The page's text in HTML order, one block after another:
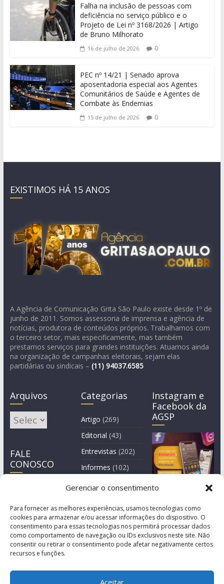
Gerenciar o consentimento
Para fornecer as melhores experiências, usamos tecnologias como
cookies para armazenar e/ou acessar informações do dispositivo. O
consentimento para essas tecnologias nos permitirá processar dados
como comportamento de navegação ou IDs exclusivos neste site. Não
consentir ou retirar o consentimento pode afetar negativamente certos
recursos e funções.
Aceitar
Falha na inclusão de pessoas com
deficiência no serviço público e o
Projeto de Lei nº 3168/2026 | Artigo
de Bruno Milhorato
16 de julho de 2026 0
PEC nº 14/21 | Senado aprova
aposentadoria especial aos Agentes
Comunitários de Saúde e Agentes de
Combate às Endemias
15 de julho de 2026 0
EXISTIMOS HÁ 15 ANOS
A Agência de Comunicação Grita São Paulo existe desde 1º de
junho de 2011. Somos assessoria de imprensa e agência de
notícias, produtora de conteúdos próprios. Trabalhamos com
o terceiro setor, mais especificamente, mas também
prestamos serviços para grandes instituições. Atuamos ainda
na organização de campanhas eleitorais, sejam elas
partidárias ou sindicais – (11) 94037.6585
Arquivos
Arquivos
FALE
CONOSCO
Categorias
Artigo (269)
Editorial (43)
Entrevistas (202)
Informes (102)
Manchete
Instagram e
Facebook da
AGSP